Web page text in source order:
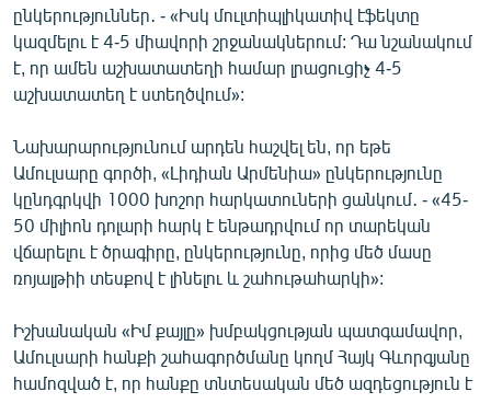
ընկերություններ․ - «Իսկ մուլտիպլիկատիվ էֆեկտը
կազմելու է 4-5 միավորի շրջանակներում: Դա նշանակում
է, որ ամեն աշխատատեղի համար լրացուցիչ 4-5
աշխատատեղ է ստեղծվում»:
Նախարարությունում արդեն հաշվել են, որ եթե
Ամուլսարը գործի, «Լիդիան Արմենիա» ընկերությունը
կընդգրկվի 1000 խոշոր հարկատուների ցանկում․ - «45-
50 միլիոն դոլարի հարկ է ենթադրվում որ տարեկան
վճարելու է ծրագիրը, ընկերությունը, որից մեծ մասը
ռոյալթիի տեսքով է լինելու և շահութահարկի»:
Իշխանական «Իմ քայլը» խմբակցության պատգամավոր,
Ամուլսարի հանքի շահագործմանը կողմ Հայկ Գևորգյանը
համոզված է, որ հանքը տնտեսական մեծ ազդեցություն է